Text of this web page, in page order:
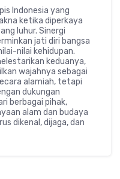
Indonesia yang
ketika diperkaya
luhur. Sinergi
jati diri bangsa
nilai kehidupan.
keduanya,
wajahnya sebagai
alamiah, tetapi
dukungan
berbagai pihak,
alam dan budaya
dikenal, dijaga, dan